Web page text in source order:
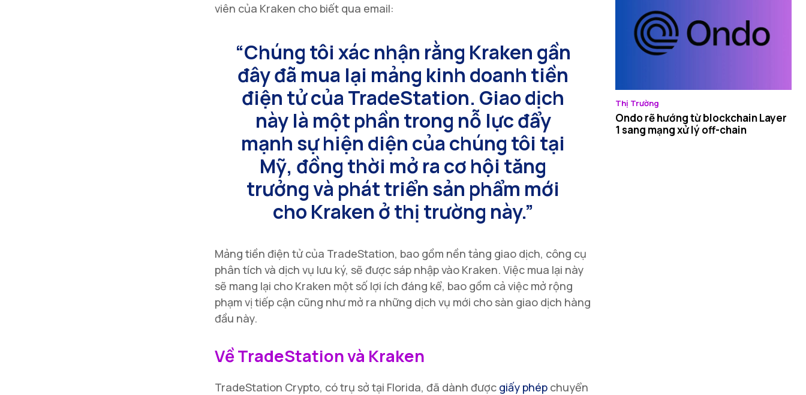
viên của Kraken cho biết qua email:
“Chúng tôi xác nhận rằng Kraken gần
đây đã mua lại mảng kinh doanh tiền
điện tử của TradeStation. Giao dịch
này là một phần trong nỗ lực đẩy
mạnh sự hiện diện của chúng tôi tại
Mỹ, đồng thời mở ra cơ hội tăng
trưởng và phát triển sản phẩm mới
cho Kraken ở thị trường này.”
Mảng tiền điện tử của TradeStation, bao gồm nền tảng giao dịch, công cụ
phân tích và dịch vụ lưu ký, sẽ được sáp nhập vào Kraken. Việc mua lại này
sẽ mang lại cho Kraken một số lợi ích đáng kể, bao gồm cả việc mở rộng
phạm vị tiếp cận cũng như mở ra những dịch vụ mới cho sàn giao dịch hàng
đầu này.
Về TradeStation và Kraken
TradeStation Crypto, có trụ sở tại Florida, đã dành được giấy phép chuyển
Thị Trường
Ondo rẽ hướng từ blockchain Layer
1 sang mạng xử lý off-chain